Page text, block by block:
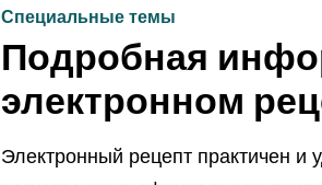
Специальные темы
Подробная
электронном
Электронный рецепт практичен и